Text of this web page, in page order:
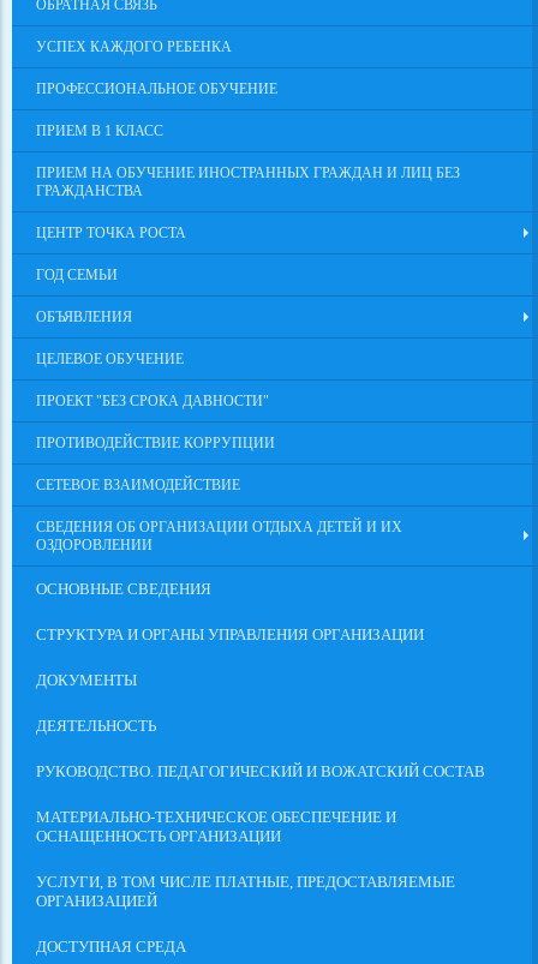
ОБРАТНАЯ СВЯЗЬ
УСПЕХ КАЖДОГО РЕБЕНКА
ПРОФЕССИОНАЛЬНОЕ ОБУЧЕНИЕ
ПРИЕМ В 1 КЛАСС
ПРИЕМ НА ОБУЧЕНИЕ ИНОСТРАННЫХ ГРАЖДАН И ЛИЦ БЕЗ
ГРАЖДАНСТВА
ЦЕНТР ТОЧКА РОСТА
ГОД СЕМЬИ
ОБЪЯВЛЕНИЯ
ЦЕЛЕВОЕ ОБУЧЕНИЕ
ПРОЕКТ "БЕЗ СРОКА ДАВНОСТИ"
ПРОТИВОДЕЙСТВИЕ КОРРУПЦИИ
СЕТЕВОЕ ВЗАИМОДЕЙСТВИЕ
СВЕДЕНИЯ ОБ ОРГАНИЗАЦИИ ОТДЫХА ДЕТЕЙ И ИХ
ОЗДОРОВЛЕНИИ
ОСНОВНЫЕ СВЕДЕНИЯ
СТРУКТУРА И ОРГАНЫ УПРАВЛЕНИЯ ОРГАНИЗАЦИИ
ДОКУМЕНТЫ
ДЕЯТЕЛЬНОСТЬ
РУКОВОДСТВО. ПЕДАГОГИЧЕСКИЙ И ВОЖАТСКИЙ СОСТАВ
МАТЕРИАЛЬНО-ТЕХНИЧЕСКОЕ ОБЕСПЕЧЕНИЕ И
ОСНАЩЕННОСТЬ ОРГАНИЗАЦИИ
УСЛУГИ, В ТОМ ЧИСЛЕ ПЛАТНЫЕ, ПРЕДОСТАВЛЯЕМЫЕ
ОРГАНИЗАЦИЕЙ
ДОСТУПНАЯ СРЕДА